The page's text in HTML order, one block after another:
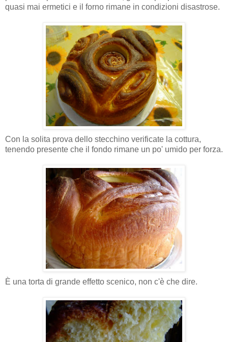
quasi mai ermetici e il forno rimane in condizioni disastrose.
Con la solita prova dello stecchino verificate la cottura,
tenendo presente che il fondo rimane un po' umido per forza.
È una torta di grande effetto scenico, non c'è che dire.